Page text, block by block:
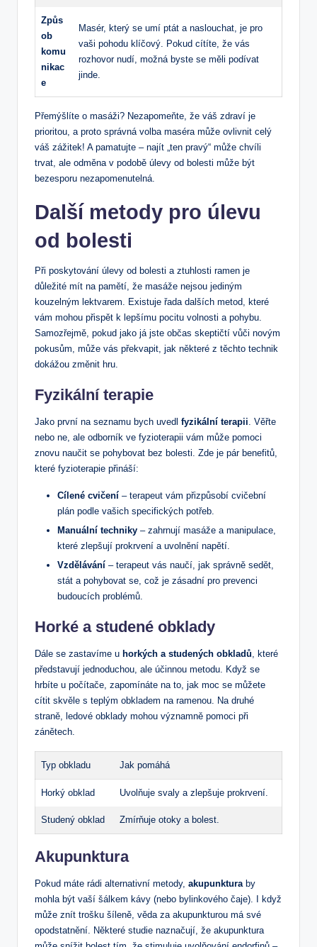
Způs
ob
komu
nikac
e
Masér, který se umí ptát a naslouchat, je pro
vaši pohodu klíčový. Pokud cítíte, že vás
rozhovor nudí, možná byste se měli podívat
jinde.
Přemýšlíte o masáži? Nezapomeňte, že váš zdraví je
prioritou, a proto správná volba maséra může ovlivnit celý
váš zážitek! A pamatujte – najít „ten pravý“ může chvíli
trvat, ale odměna v podobě úlevy od bolesti může být
bezesporu nezapomenutelná.
Další metody pro úlevu
od bolesti
Při poskytování úlevy od bolesti a ztuhlosti ramen je
důležité mít na pamětí, že masáže nejsou jediným
kouzelným lektvarem. Existuje řada dalších metod, které
vám mohou přispět k lepšímu pocitu volnosti a pohybu.
Samozřejmě, pokud jako já jste občas skeptičtí vůči novým
pokusům, může vás překvapit, jak některé z těchto technik
dokážou změnit hru.
Fyzikální terapie
Jako první na seznamu bych uvedl fyzikální terapii. Věřte
nebo ne, ale odborník ve fyzioterapii vám může pomoci
znovu naučit se pohybovat bez bolesti. Zde je pár benefitů,
které fyzioterapie přináší:
Cílené cvičení – terapeut vám přizpůsobí cvičební
plán podle vašich specifických potřeb.
Manuální techniky – zahrnují masáže a manipulace,
které zlepšují prokrvení a uvolnění napětí.
Vzdělávání – terapeut vás naučí, jak správně sedět,
stát a pohybovat se, což je zásadní pro prevenci
budoucích problémů.
Horké a studené obklady
Dále se zastavíme u horkých a studených obkladů, které
představují jednoduchou, ale účinnou metodu. Když se
hrbíte u počítače, zapomínáte na to, jak moc se můžete
cítit skvěle s teplým obkladem na ramenou. Na druhé
straně, ledové obklady mohou významně pomoci při
zánětech.
Typ obkladu Jak pomáhá
Horký obklad Uvolňuje svaly a zlepšuje prokrvení.
Studený obklad Zmírňuje otoky a bolest.
Akupunktura
Pokud máte rádi alternativní metody, akupunkturaby
mohla být vaší šálkem kávy (nebo bylinkového čaje). I když
může znít trošku šíleně, věda za akupunkturou má své
opodstatnění. Některé studie naznačují, že akupunktura